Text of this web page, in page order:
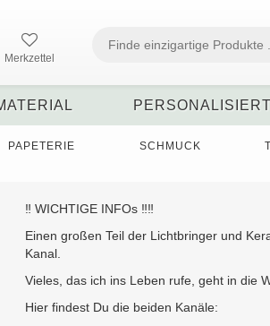
Merkzettel
PAPETERIE SCHMUCK
‼️ WICHTIGE INFOs ‼️‼️
Einen großen Teil der Lichtbringer und
Kanal.
Vieles, das ich ins Leben rufe, geht in die
Hier findest Du die beiden Kanäle: